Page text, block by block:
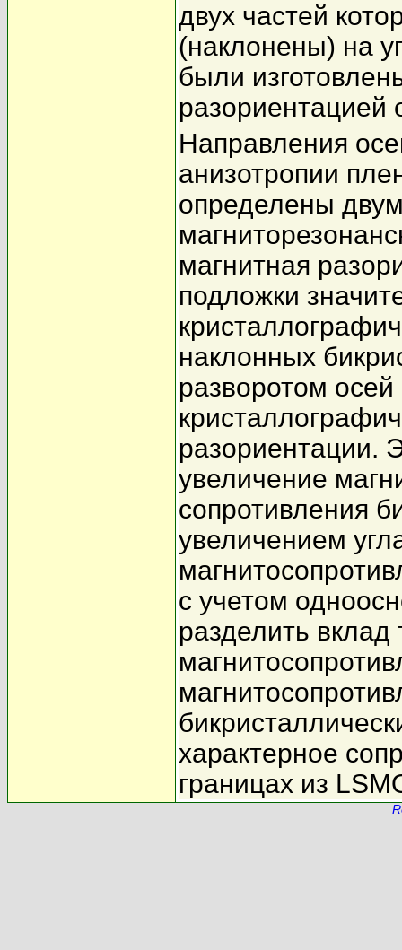
двух частей
(наклонены) на
были
разориентацией
Направления
анизотропии
определены
магнитная
подложки
наклонных
разворотом
разориентации.
увеличение
сопротивления
увеличением
с учетом
разделить вклад
характерное
границах из